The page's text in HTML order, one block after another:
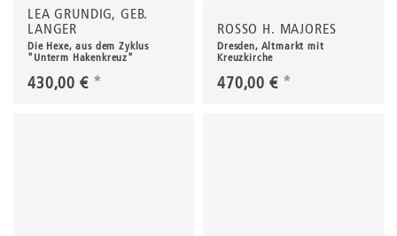
LEA GRUNDIG, GEB.
LANGER
Die Hexe, aus dem Zyklus
"Unterm Hakenkreuz"
430,00 € *
ROSSO H. MAJORES
Dresden, Altmarkt mit
Kreuzkirche
470,00 € *